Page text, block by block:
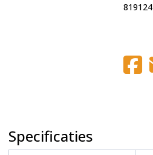
819124
Specificaties